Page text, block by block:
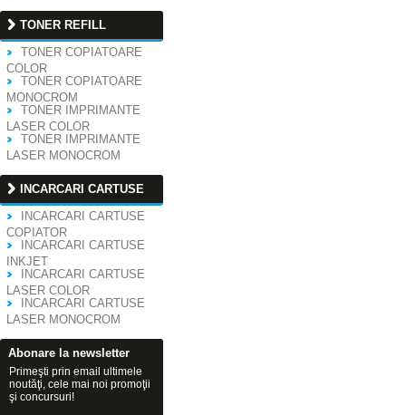
TONER REFILL
TONER COPIATOARE
COLOR
TONER COPIATOARE
MONOCROM
TONER IMPRIMANTE
LASER COLOR
TONER IMPRIMANTE
LASER MONOCROM
INCARCARI CARTUSE
INCARCARI CARTUSE
COPIATOR
INCARCARI CARTUSE
INKJET
INCARCARI CARTUSE
LASER COLOR
INCARCARI CARTUSE
LASER MONOCROM
Abonare la newsletter
Primeşti prin email ultimele
noutăţi, cele mai noi promoţii
şi concursuri!